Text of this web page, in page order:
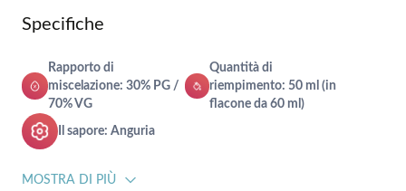
Specifiche
Rapporto di
miscelazione: 30% PG /
70% VG
Quantità di
riempimento: 50 ml (in
flacone da 60 ml)
Il sapore: Anguria
MOSTRA DI PIÙ